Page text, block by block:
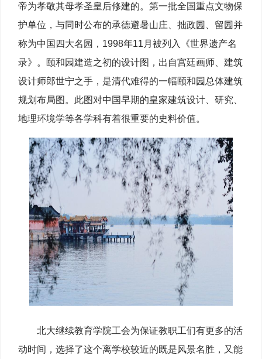
帝为孝敬其母孝圣皇后修建的。第一批全国重点文物保
护单位，与同时公布的承德避暑山庄、拙政园、留园并
称为中国四大名园，1998年11月被列入《世界遗产名
录》。颐和园建造之初的设计图，出自宫廷画师、建筑
设计师郎世宁之手，是清代难得的一幅颐和园总体建筑
规划布局图。此图对中国早期的皇家建筑设计、研究、
地理环境学等各学科有着很重要的史料价值。
北大继续教育学院工会为保证教职工们有更多的活
动时间，选择了这个离学校较近的既是风景名胜，又能